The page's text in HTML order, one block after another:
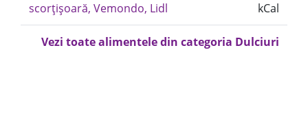
scorțișoară, Vemondo, Lidl
kCal
Vezi toate alimentele din categoria Dulciuri